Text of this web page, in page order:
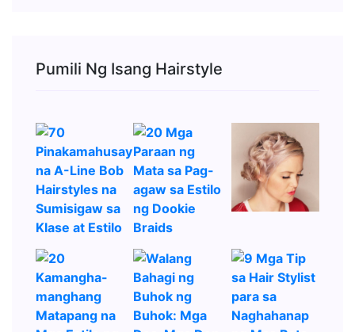
Pumili Ng Isang Hairstyle